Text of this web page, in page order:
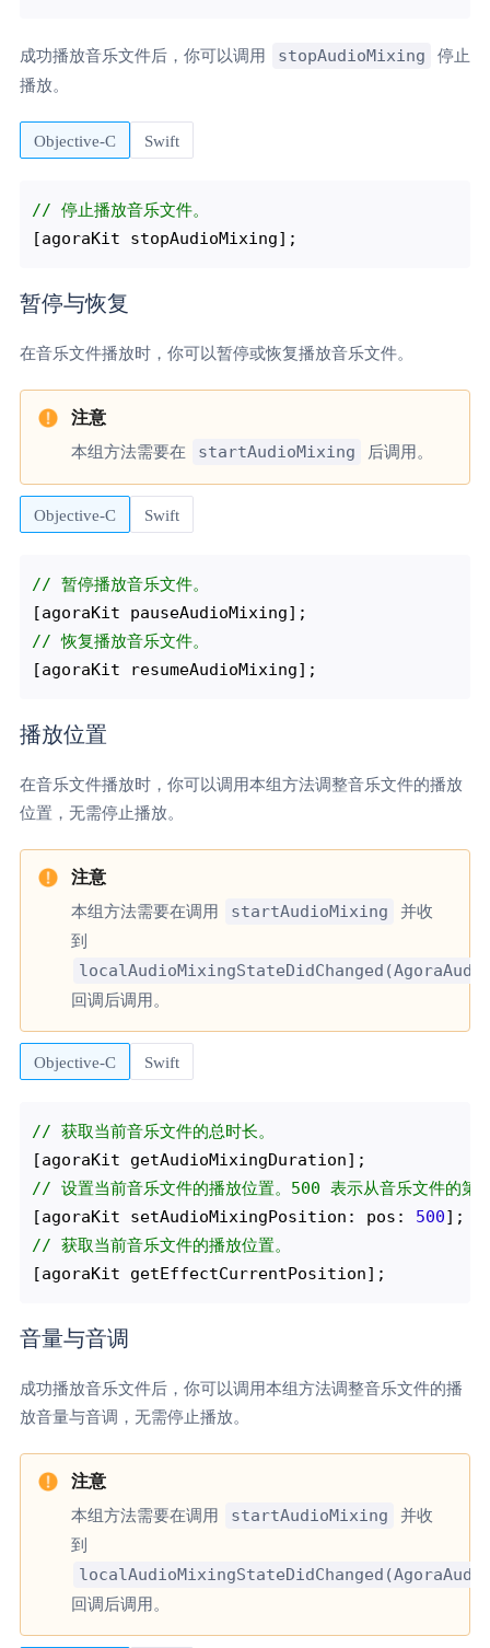
成功播放音乐文件后，你可以调用 stopAudioMixing
停止
播放。
Objective-C Swift
// 停止播放音乐文件。
暂停与恢复
在音乐文件播放时，你可以暂停或恢复播放音乐文件。
本组方法需要在 startAudioMixing 后调用。
Objective-C Swift
// 暂停播放音乐文件。
// 恢复播放音乐文件。
播放位置
在音乐文件播放时，你可以调用本组方法调整音乐文件的播放
位置，无需停止播放。
本组方法需要在调用 startAudioMixing
并收
到
回调后调用。
Objective-C Swift
// 获取当前音乐文件的总时长。
// 设置当前音乐文件的播放位置。500 表示从音乐文件的
[agoraKit setAudioMixingPosition: pos: 500
// 获取当前音乐文件的播放位置。
音量与音调
成功播放音乐文件后，你可以调用本组方法调整音乐文件的播
放音量与音调，无需停止播放。
本组方法需要在调用 startAudioMixing
并收
到
回调后调用。